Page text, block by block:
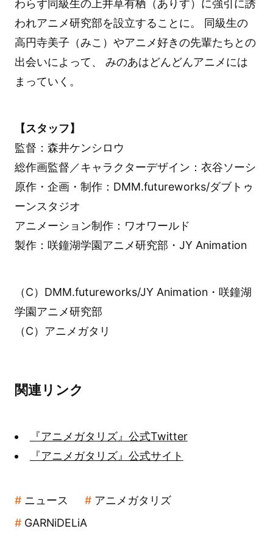
わらず同級生の上井草有栖（ありす）に強引に誘
われアニメ研究部を設立することに。 同級生の
高円寺美子（みこ）やアニメ好きの先輩たちとの
出会いによって、 みのあはどんどんアニメには
まっていく。
【スタッフ】
監督：森井ケンシロウ
総作画監督／キャラクターデザイン：衣谷ソーシ
原作・企画・制作：DMM.futureworks/ダブトゥ
ーンスタジオ
アニメーション制作：ワオワールド
製作：咲鐘湖学園アニメ研究部・JY Animation
（C）DMM.futureworks/JY Animation・咲鐘湖
学園アニメ研究部
（C）アニメガタリ
関連リンク
『アニメガタリズ』公式Twitter
『アニメガタリズ』公式サイト
ニュース
アニメガタリズ
GARNiDELiA